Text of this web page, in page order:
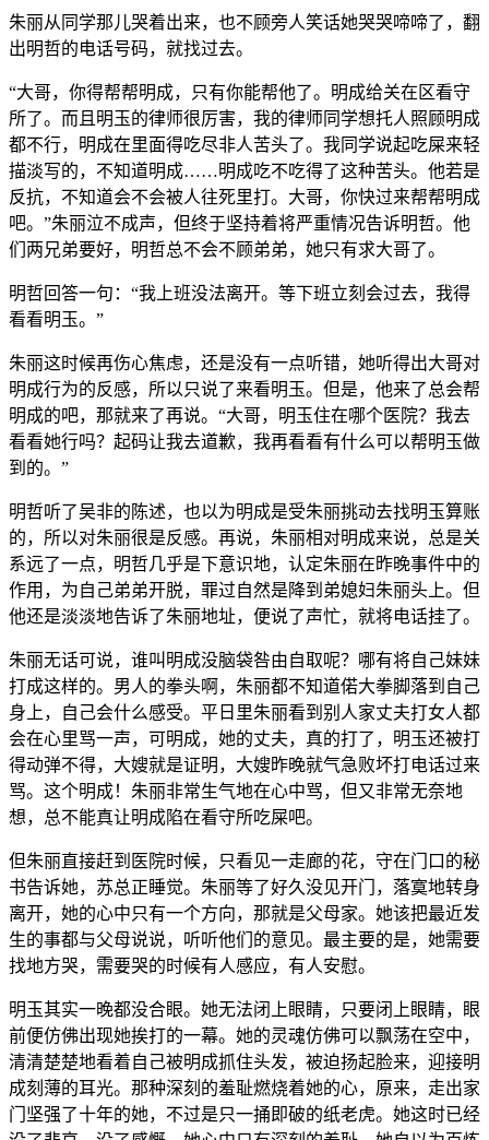
朱丽从同学那儿哭着出来，也不顾旁人笑话她哭哭啼啼了，翻
出明哲的电话号码，就找过去。
“大哥，你得帮帮明成，只有你能帮他了。明成给关在区看守
所了。而且明玉的律师很厉害，我的律师同学想托人照顾明成
都不行，明成在里面得吃尽非人苦头了。我同学说起吃屎来轻
描淡写的，不知道明成……明成吃不吃得了这种苦头。他若是
反抗，不知道会不会被人往死里打。大哥，你快过来帮帮明成
吧。”朱丽泣不成声，但终于坚持着将严重情况告诉明哲。他
们两兄弟要好，明哲总不会不顾弟弟，她只有求大哥了。
明哲回答一句：“我上班没法离开。等下班立刻会过去，我得
看看明玉。”
朱丽这时候再伤心焦虑，还是没有一点听错，她听得出大哥对
明成行为的反感，所以只说了来看明玉。但是，他来了总会帮
明成的吧，那就来了再说。“大哥，明玉住在哪个医院？我去
看看她行吗？起码让我去道歉，我再看看有什么可以帮明玉做
到的。”
明哲听了吴非的陈述，也以为明成是受朱丽挑动去找明玉算账
的，所以对朱丽很是反感。再说，朱丽相对明成来说，总是关
系远了一点，明哲几乎是下意识地，认定朱丽在昨晚事件中的
作用，为自己弟弟开脱，罪过自然是降到弟媳妇朱丽头上。但
他还是淡淡地告诉了朱丽地址，便说了声忙，就将电话挂了。
朱丽无话可说，谁叫明成没脑袋咎由自取呢？哪有将自己妹妹
打成这样的。男人的拳头啊，朱丽都不知道偌大拳脚落到自己
身上，自己会什么感受。平日里朱丽看到别人家丈夫打女人都
会在心里骂一声，可明成，她的丈夫，真的打了，明玉还被打
得动弹不得，大嫂就是证明，大嫂昨晚就气急败坏打电话过来
骂。这个明成！朱丽非常生气地在心中骂，但又非常无奈地
想，总不能真让明成陷在看守所吃屎吧。
但朱丽直接赶到医院时候，只看见一走廊的花，守在门口的秘
书告诉她，苏总正睡觉。朱丽等了好久没见开门，落寞地转身
离开，她的心中只有一个方向，那就是父母家。她该把最近发
生的事都与父母说说，听听他们的意见。最主要的是，她需要
找地方哭，需要哭的时候有人感应，有人安慰。
明玉其实一晚都没合眼。她无法闭上眼睛，只要闭上眼睛，眼
前便仿佛出现她挨打的一幕。她的灵魂仿佛可以飘荡在空中，
清清楚楚地看着自己被明成抓住头发，被迫扬起脸来，迎接明
成刻薄的耳光。那种深刻的羞耻燃烧着她的心，原来，走出家
门坚强了十年的她，不过是只一捅即破的纸老虎。她这时已经